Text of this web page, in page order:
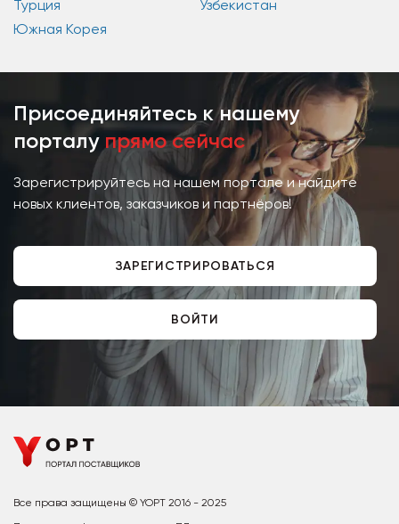
Турция
Узбекистан
Южная Корея
Присоединяйтесь к нашему
порталу прямо сейчас
Зарегистрируйтесь на нашем портале и найдите
новых клиентов, заказчиков и партнёров!
ЗАРЕГИСТРИРОВАТЬСЯ
ВОЙТИ
Все права защищены © YOPT 2016 - 2025